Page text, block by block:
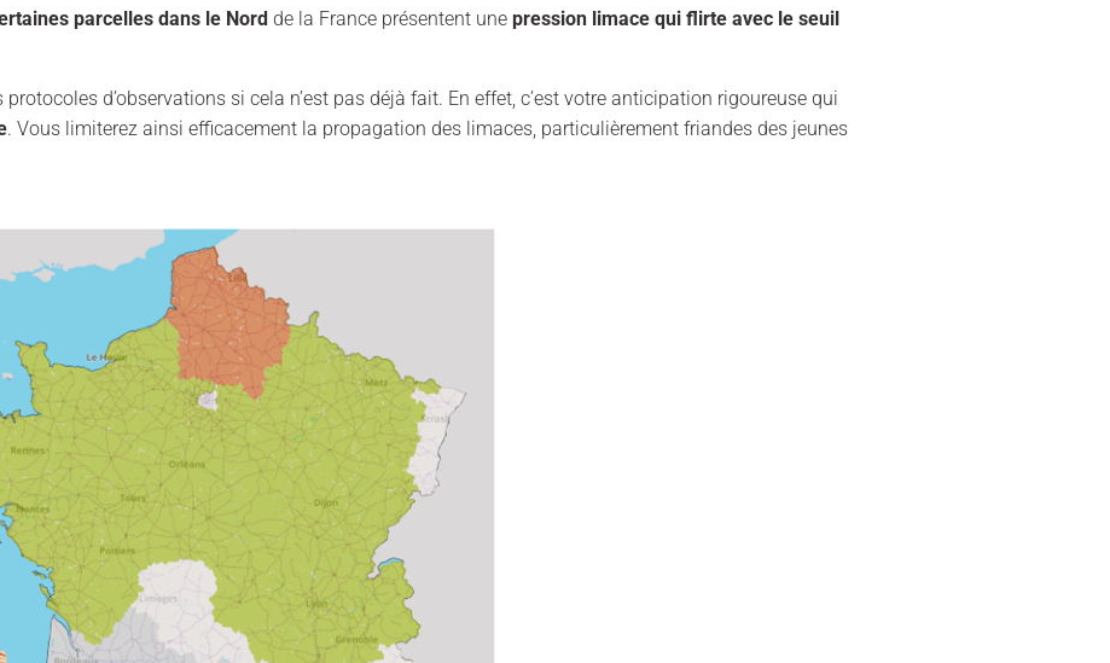
parcelles dans le Nord de la France présentent une pression limace qui flirte avec le seuil
d’observations si cela n’est pas déjà fait. En effet, c’est votre anticipation rigoureuse qui
. Vous limiterez ainsi efficacement la propagation des limaces, particulièrement friandes des jeunes